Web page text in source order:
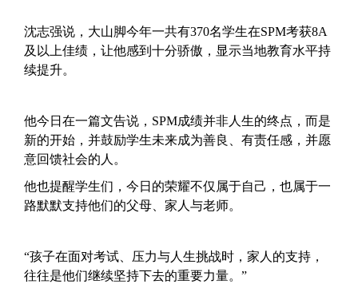
沈志强说，大山脚今年一共有370名学生在SPM考获8A
及以上佳绩，让他感到十分骄傲，显示当地教育水平持
续提升。
他今日在一篇文告说，SPM成绩并非人生的终点，而是
新的开始，并鼓励学生未来成为善良、有责任感，并愿
意回馈社会的人。
他也提醒学生们，今日的荣耀不仅属于自己，也属于一
路默默支持他们的父母、家人与老师。
“孩子在面对考试、压力与人生挑战时，家人的支持，
往往是他们继续坚持下去的重要力量。”